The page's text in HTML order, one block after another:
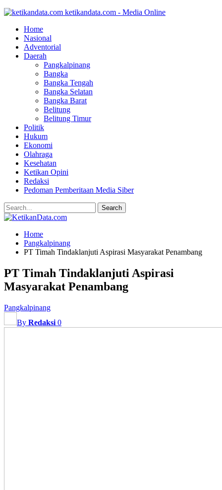
ketikandata.com - Media Online
Home
Nasional
Adventorial
Daerah
Pangkalpinang
Bangka
Bangka Tengah
Bangka Selatan
Bangka Barat
Belitung
Belitung Timur
Politik
Hukum
Ekonomi
Olahraga
Kesehatan
Ketikan Opini
Redaksi
Pedoman Pemberitaan Media Siber
Home
Pangkalpinang
PT Timah Tindaklanjuti Aspirasi Masyarakat Penambang
PT Timah Tindaklanjuti Aspirasi
Masyarakat Penambang
Pangkalpinang
By Redaksi 0